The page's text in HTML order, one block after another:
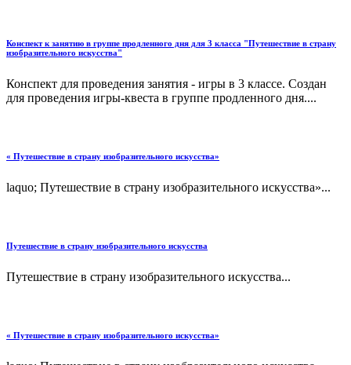
Конспект к занятию в группе продленного дня для 3 класса "Путешествие в страну
изобразительного искусства"
Конспект для проведения занятия - игры в 3 классе. Создан
для проведения игры-квеста в группе продленного дня....
« Путешествие в страну изобразительного искусства»
laquo; Путешествие в страну изобразительного искусства»...
Путешествие в страну изобразительного искусства
Путешествие в страну изобразительного искусства...
« Путешествие в страну изобразительного искусства»